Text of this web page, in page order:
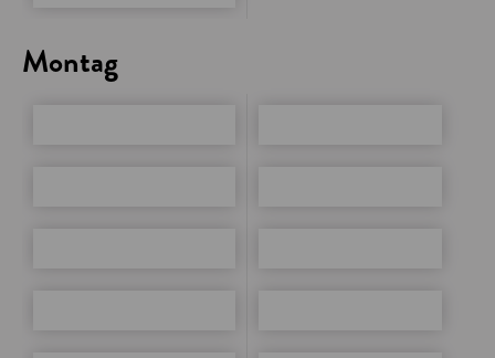
Montag